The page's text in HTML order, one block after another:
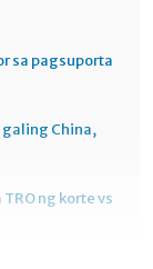
sa pagsuporta
galing China,
ng korte vs